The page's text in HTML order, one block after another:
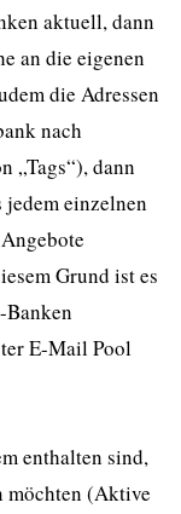
aktuell, dann
an die eigenen
die Adressen
nach
„Tags“), dann
einzelnen
Grund ist es
Banken
E-Mail Pool
enthalten sind,
möchten (Aktive